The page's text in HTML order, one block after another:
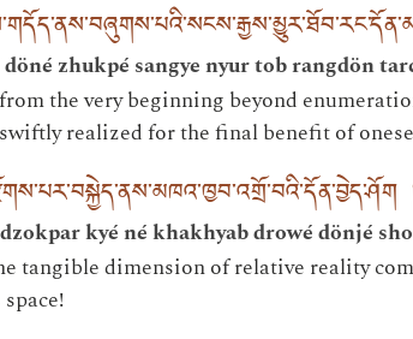
zhukpé sangye nyur tob rangdön
the very beginning beyond
realized for the final benefit of
kyé né khakhyab drowé dönjé
tangible dimension of relative reality